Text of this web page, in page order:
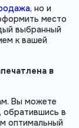
, но и
место
выбранный
к вашей
в
Вы можете
обратившись в
оптимальный